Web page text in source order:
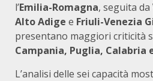
l’Emilia-Romagna, seguita da
Alto Adige e Friuli-Venezia
presentano maggiori criticità
Campania, Puglia, Calabria
L’analisi delle sei capacità